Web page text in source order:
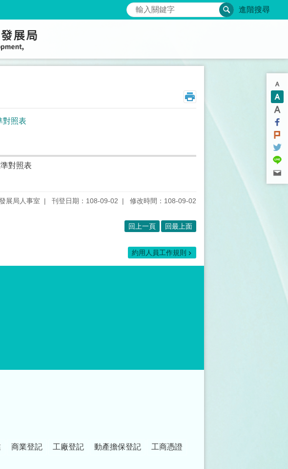
搜尋 進階搜尋
對照表
對照表
展局人事室 刊登日期：108-09-02 修改時間：108-09-02
回上一頁 回最上面
約用人員工作規則
商業登記 工廠登記 動產擔保登記 工商憑證